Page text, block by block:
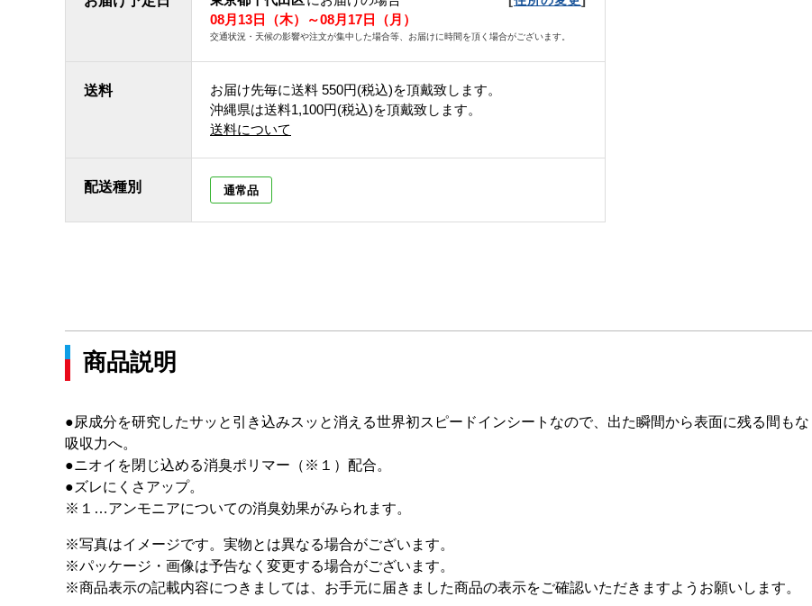
08月13日（木）～08月17日（月）
交通状況・天候の影響や注文が集中した場合等、お届けに時間を頂く場合がございます。
送料 お届け先毎に送料 550円(税込)を頂戴致します。
沖縄県は送料1,100円(税込)を頂戴致します。
送料について
配送種別 通常品
商品説明
●尿成分を研究したサッと引き込みスッと消える世界初スピードインシートなので、出た瞬間から表面に残る間も
吸収力へ。
●ニオイを閉じ込める消臭ポリマー（※１）配合。
●ズレにくさアップ。
※１…アンモニアについての消臭効果がみられます。
※写真はイメージです。実物とは異なる場合がございます。
※パッケージ・画像は予告なく変更する場合がございます。
※商品表示の記載内容につきましては、お手元に届きました商品の表示をご確認いただきますようお願いします。